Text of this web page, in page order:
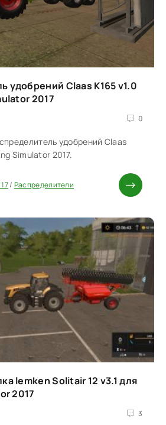
удобрений Claas K165 v1.0
2017
0
удобрений Claas
Simulator 2017.
/ Распределители
lemken Solitair 12 v3.1 для
2017
3